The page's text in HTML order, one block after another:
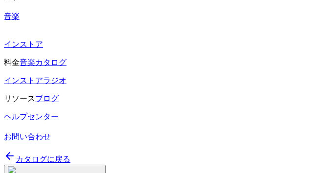
音楽
インストア
料金音楽カタログ
インストアラジオ
リソースブログ
ヘルプセンター
お問い合わせ
カタログに戻る